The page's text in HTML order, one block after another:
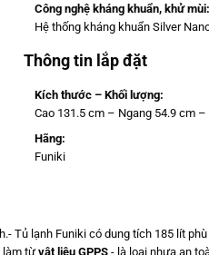
Công nghệ kháng khuẩn, khử mùi:
Hệ thống kháng khuẩn Silver
Thông tin lắp đặt
Kích thước – Khối lượng:
Cao 131.5 cm – Ngang 54.9 cm
Hãng:
Funiki
Tủ lạnh Funiki có dung tích 185 lít
làm từvật liệu GPPS - là loại nhựa an